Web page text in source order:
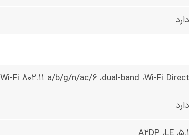
دارد
Wi-Fi 802.11 a/b/g/n/ac/6 ،dual-band ،Wi-Fi Direct
دارد